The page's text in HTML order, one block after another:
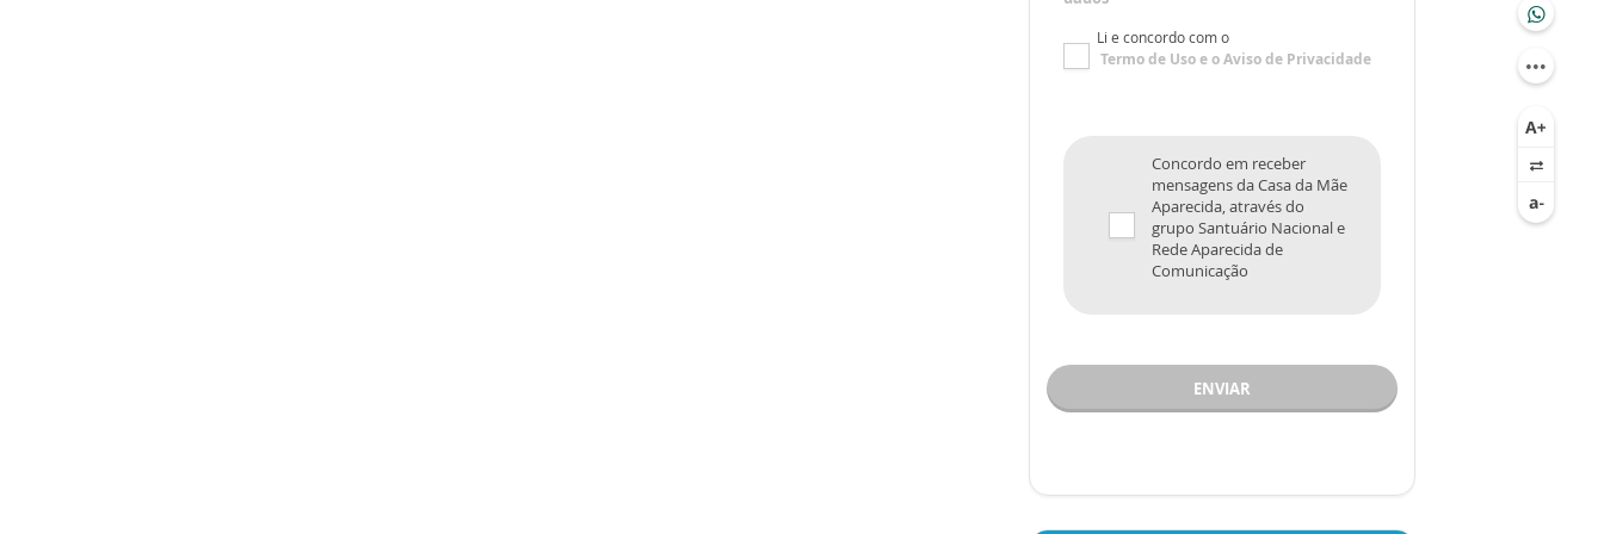
Li e concordo com o
Termo de Usoe oAviso de Privacidade
Concordo em receber
mensagens da Casa da Mãe
Aparecida, através do
grupo Santuário Nacional e
Rede Aparecida de
Comunicação
ENVIAR